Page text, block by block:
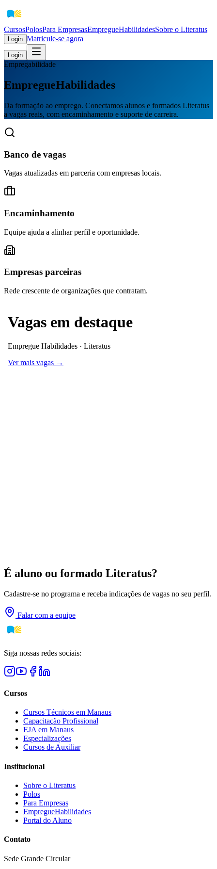
CursosPolosPara EmpresasEmpregueHabilidadesSobre o Literatus
Login Matricule-se agora
Login
Empregabilidade
EmpregueHabilidades
Da formação ao emprego. Conectamos alunos e formados Literatus
a vagas reais, com encaminhamento e suporte de carreira.
Banco de vagas
Vagas atualizadas em parceria com empresas locais.
Encaminhamento
Equipe ajuda a alinhar perfil e oportunidade.
Empresas parceiras
Rede crescente de organizações que contratam.
É aluno ou formado Literatus?
Cadastre-se no programa e receba indicações de vagas no seu perfil.
Falar com a equipe
Siga nossas redes sociais:
Cursos
Cursos Técnicos em Manaus
Capacitação Profissional
EJA em Manaus
Especializações
Cursos de Auxiliar
Institucional
Sobre o Literatus
Polos
Para Empresas
EmpregueHabilidades
Portal do Aluno
Contato
Sede Grande Circular